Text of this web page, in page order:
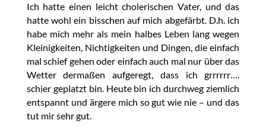
Ich hatte einen leicht cholerischen Vater, und das
hatte wohl ein bisschen auf mich abgefärbt. D.h. ich
habe mich mehr als mein halbes Leben lang wegen
Kleinigkeiten, Nichtigkeiten und Dingen, die einfach
mal schief gehen oder einfach auch mal nur über das
Wetter dermaßen aufgeregt, dass ich grrrrrr….
schier geplatzt bin. Heute bin ich durchweg ziemlich
entspannt und ärgere mich so gut wie nie – und das
tut mir sehr gut.